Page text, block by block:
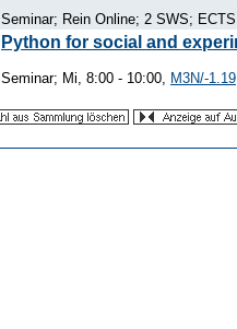
Seminar; Rein Online; 2 SWS;
Python for social and
Seminar; Mi, 8:00 - 10:00, M3N/-1.19